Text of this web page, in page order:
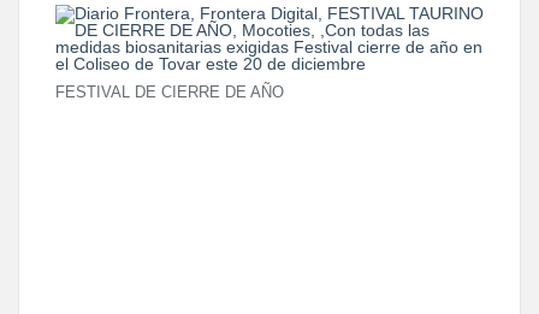
FESTIVAL DE CIERRE DE AÑO